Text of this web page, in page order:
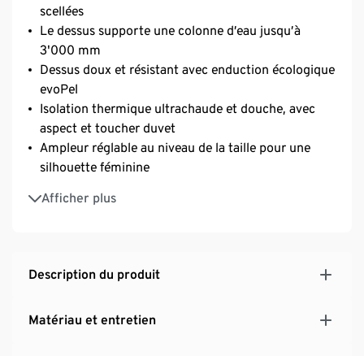
scellées
Le dessus supporte une colonne d’eau jusqu’à
3'000 mm
Dessus doux et résistant avec enduction écologique
evoPel
Isolation thermique ultrachaude et douche, avec
aspect et toucher duvet
Ampleur réglable au niveau de la taille pour une
silhouette féminine
Afficher plus
Capuche réglable en largeur et en hauteur
Fermeture à glissière double-sens avec protection
Col à fermeture particulièrement montante
Manteau pour femmes ultrachaud : idéal pour les
Description du produit
Matériau et entretien